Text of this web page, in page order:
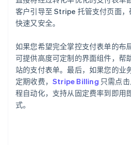
客户引导至 Stripe 托管支付页面
快速又安全。
如果您希望完全掌控支付表单的布
可提供高度可定制的界面组件，帮
站的支付表单。最后，如果您的业
定期收费， Stripe Billing 只需点
程自动化，支持从固定费率到即用
式。